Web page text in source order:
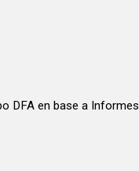
DFA en base a Informes